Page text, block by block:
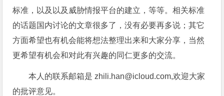
标准，以及以及威胁情报平台的建立，等等。相关标准
的话题国内讨论的文章很多了，没有必要再多说；其它
方面希望也有机会能将想法整理出来和大家分享，当然
更希望有机会和对此有兴趣的同仁更多的交流。
本人的联系邮箱是 zhili.han@icloud.com,欢迎大家
的批评意见。